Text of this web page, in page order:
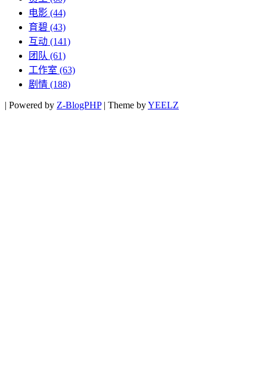
电影 (44)
育碧 (43)
互动 (141)
团队 (61)
工作室 (63)
剧情 (188)
| Powered by Z-BlogPHP | Theme byYEELZ